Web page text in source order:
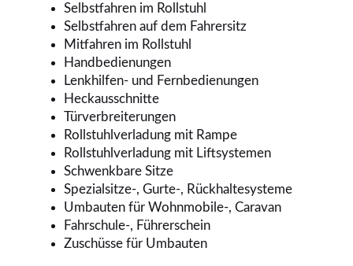
Selbstfahren im Rollstuhl
Selbstfahren auf dem Fahrersitz
Mitfahren im Rollstuhl
Handbedienungen
Lenkhilfen- und Fernbedienungen
Heckausschnitte
Türverbreiterungen
Rollstuhlverladung mit Rampe
Rollstuhlverladung mit Liftsystemen
Schwenkbare Sitze
Spezialsitze-, Gurte-, Rückhaltesysteme
Umbauten für Wohnmobile-, Caravan
Fahrschule-, Führerschein
Zuschüsse für Umbauten